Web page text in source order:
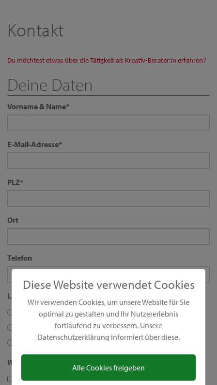
Diese Website verwendet Cookies
Wir verwenden Cookies, um unsere Website für Sie
optimal zu gestalten und Ihr Nutzererlebnis
fortlaufend zu verbessern. Unsere
Datenschutzerklärung informiert über diese.
Alle Cookies freigeben
Kontakt
Du möchtest etwas über die Tätigkeit als Kreativ-Berater:in erfahren?
Deine Daten
Vorname & Name*
E-Mail-Adresse*
PLZ*
Ort
Telefon
Land
Deutschland
Wie möchtest du von uns kontaktiert werden?
E-Mail